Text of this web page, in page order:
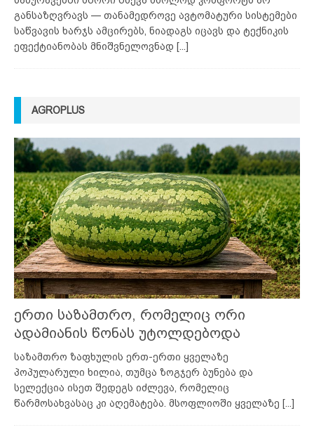
განსაზღვრავს — თანამედროვე ავტომატური სისტემები
საწვავის ხარჯს ამცირებს, ნიადაგს იცავს და ტექნიკის
ეფექტიანობას მნიშვნელოვნად [...]
AGROPLUS
ერთი საზამთრო, რომელიც ორი
ადამიანის წონას უტოლდებოდა
საზამთრო ზაფხულის ერთ-ერთი ყველაზე
პოპულარული ხილია, თუმცა ზოგჯერ ბუნება და
სელექცია ისეთ შედეგს იძლევა, რომელიც
წარმოსახვასაც კი აღემატება. მსოფლიოში ყველაზე [...]